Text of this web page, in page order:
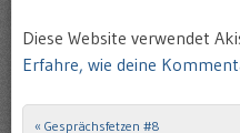
Diese Website verwendet
Erfahre, wie deine
Post navigation
« Gesprächsfetzen #8